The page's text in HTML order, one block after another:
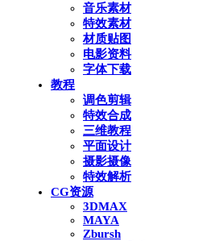
音乐素材
特效素材
材质贴图
电影资料
字体下载
教程
调色剪辑
特效合成
三维教程
平面设计
摄影摄像
特效解析
CG资源
3DMAX
MAYA
Zbursh